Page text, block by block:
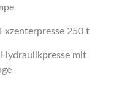
250 t
mit